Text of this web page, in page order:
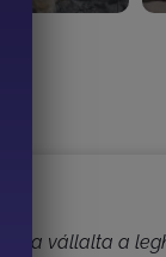
vállalta a